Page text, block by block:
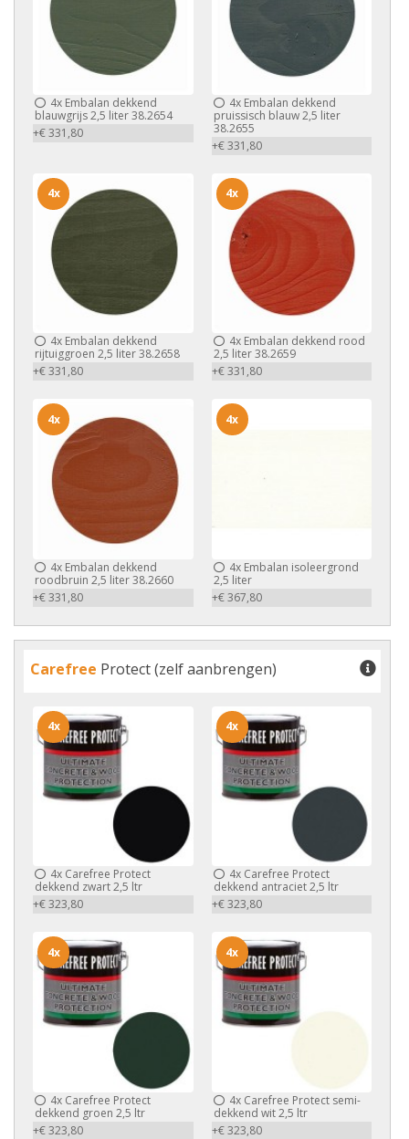
4x Embalan dekkend
blauwgrijs 2,5 liter 38.2654
+€ 331,80
4xEmbalan dekkend
pruissisch blauw 2,5 liter
38.2655
+€ 331,80
4x Embalan dekkend
rijtuiggroen 2,5 liter 38.2658
+€ 331,80
4x
4xEmbalan dekkend rood
2,5 liter 38.2659
+€ 331,80
4x
4x Embalan dekkend
roodbruin 2,5 liter 38.2660
+€ 331,80
4x
4xEmbalan isoleergrond
2,5 liter
+€ 367,80
4x
Carefree Protect (zelf aanbrengen)
4x Carefree Protect
dekkend zwart 2,5 ltr
+€ 323,80
4x
4xCarefree Protect
dekkend antraciet 2,5 ltr
+€ 323,80
4x
4x Carefree Protect
dekkend groen 2,5 ltr
+€ 323,80
4x
4xCarefree Protect semi-
dekkend wit 2,5 ltr
+€ 323,80
4x